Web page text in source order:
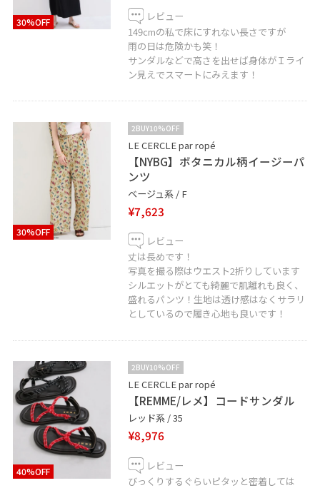
ここには載っていないstylingやリアルな出勤コーデもup
中♫
30%OFF
レビュー
149cmの私で床にすれない長さですが
雨の日は危険かも笑！
サンダルなどで高さを出せば身体がＩライ
ン見えでスマートにみえます！
30%OFF
2BUY10%OFF
LE CERCLE par ropé
【NYBG】ボタニカル柄イージーパ
ンツ
ベージュ系 / F
¥7,623
レビュー
丈は長めです！
写真を撮る際はウエスト2折りしています
シルエットがとても綺麗で肌離れも良く、
盛れるパンツ！生地は透け感はなくサラリ
としているので履き心地も良いです！
40%OFF
2BUY10%OFF
LE CERCLE par ropé
【REMME/レメ】コードサンダル
レッド系 / 35
¥8,976
レビュー
びっくりするぐらいピタッと密着しては